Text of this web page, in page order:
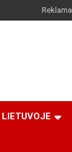
Reklama
LIETUVOJE